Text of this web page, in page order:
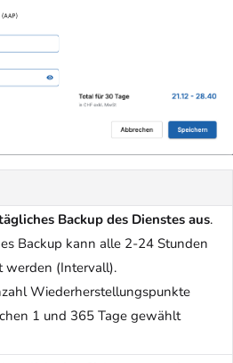
Backup des Dienstes aus.
Backup kann alle 2-24 Stunden
werden (Intervall).
Wiederherstellungspunkte
1 und 365 Tage gewählt